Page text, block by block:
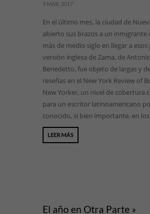
9 MAR, 2017
En el último mes, la ciudad de
abierto sus brazos a un inmigrante
más de medio siglo en llegar a esos
versión inglesa de Zama, de
Benedetto, fue objeto de largas y
reseñas en el New York Review of
New Yorker, un nivel de cobertura
para un escritor latinoamericano
conocido, si bien importante, en
LEER MÁS
El año en Otra Parte »